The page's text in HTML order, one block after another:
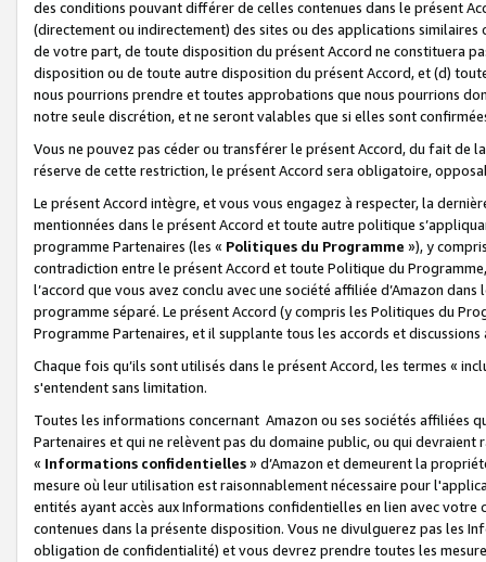
des conditions pouvant différer de celles contenues dans le présent
(directement ou indirectement) des sites ou des applications
de votre part, de toute disposition du présent Accord ne constituera
disposition ou de toute autre disposition du présent Accord, et (d)
nous pourrions prendre et toutes approbations que nous pourrions
notre seule discrétion, et ne seront valables que si elles sont
Vous ne pouvez pas céder ou transférer le présent Accord, du fait de
réserve de cette restriction, le présent Accord sera obligatoire,
Le présent Accord intègre, et vous vous engagez à respecter, la
mentionnées dans le présent Accord et toute autre politique
programme Partenaires (les « Politiques du Programme »), y
contradiction entre le présent Accord et toute Politique du
l’accord que vous avez conclu avec une société affiliée d’Amazon
programme séparé. Le présent Accord (y compris les Politiques du
Programme Partenaires, et il supplante tous les accords et discussions
Chaque fois qu’ils sont utilisés dans le présent Accord, les termes «
s'entendent sans limitation.
Toutes les informations concernant Amazon ou ses sociétés affiliées
Partenaires et qui ne relèvent pas du domaine public, ou qui
« Informations confidentielles» d’Amazon et demeurent la
mesure où leur utilisation est raisonnablement nécessaire pour
entités ayant accès aux Informations confidentielles en lien avec
contenues dans la présente disposition. Vous ne divulguerez pas les
obligation de confidentialité) et vous devrez prendre toutes les